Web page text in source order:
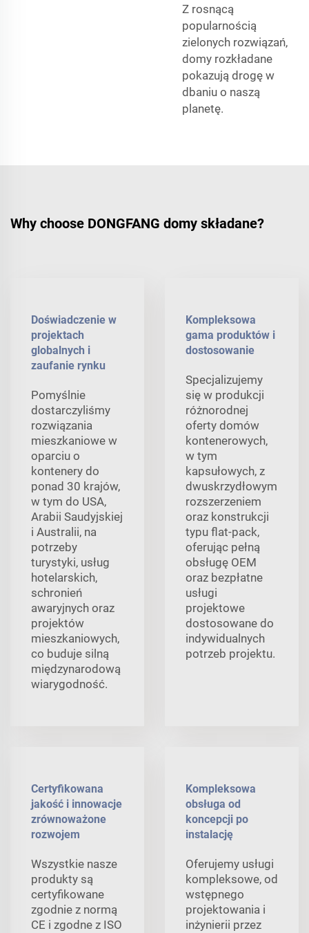
Z rosnącą
popularnością
zielonych rozwiązań,
domy rozkładane
pokazują drogę w
dbaniu o naszą
planetę.
Why choose DONGFANG domy składane?
Doświadczenie w
projektach
globalnych i
zaufanie rynku
Pomyślnie
dostarczyliśmy
rozwiązania
mieszkaniowe w
oparciu o
kontenery do
ponad 30 krajów,
w tym do USA,
Arabii Saudyjskiej
i Australii, na
potrzeby
turystyki, usług
hotelarskich,
schronień
awaryjnych oraz
projektów
mieszkaniowych,
co buduje silną
międzynarodową
wiarygodność.
Kompleksowa
gama produktów i
dostosowanie
Specjalizujemy
się w produkcji
różnorodnej
oferty domów
kontenerowych,
w tym
kapsułowych, z
dwuskrzydłowym
rozszerzeniem
oraz konstrukcji
typu flat-pack,
oferując pełną
obsługę OEM
oraz bezpłatne
usługi
projektowe
dostosowane do
indywidualnych
potrzeb projektu.
Certyfikowana
jakość i innowacje
zrównoważone
rozwojem
Wszystkie nasze
produkty są
certyfikowane
zgodnie z normą
CE i zgodne z ISO
Kompleksowa
obsługa od
koncepcji po
instalację
Oferujemy usługi
kompleksowe, od
wstępnego
projektowania i
inżynierii przez